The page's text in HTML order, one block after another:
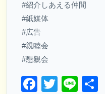
#紹介しあえる仲間
#紙媒体
#広告
#親睦会
#懇親会
Facebook
Twitter
Line